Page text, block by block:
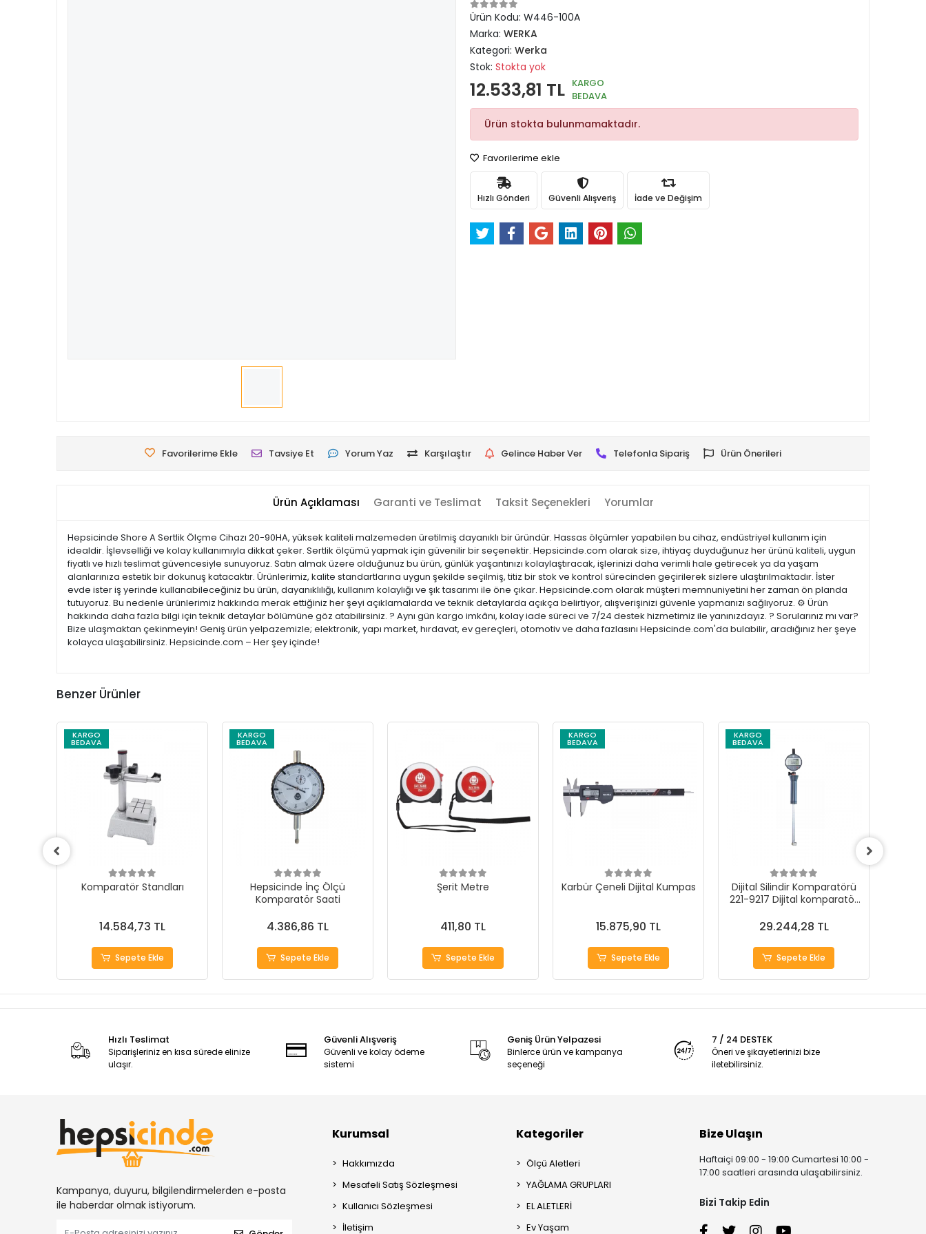
Ürün Kodu: W446-100A
Marka: WERKA
Kategori: Werka
Stok: Stokta yok
12.533,81 TL KARGO
BEDAVA
Ürün stokta bulunmamaktadır.
Favorilerime ekle
Hızlı Gönderi Güvenli Alışveriş İade ve Değişim
Favorilerime Ekle Tavsiye Et Yorum Yaz Karşılaştır Gelince Haber Ver Telefonla Sipariş Ürün Önerileri
Ürün Açıklaması Garanti ve Teslimat Taksit Seçenekleri Yorumlar
Hepsicinde Shore A Sertlik Ölçme Cihazı 20-90HA, yüksek kaliteli malzemeden üretilmiş dayanıklı bir üründür. Hassas ölçümler yapabilen bu cihaz, endüstriyel kullanım için
idealdir. İşlevselliği ve kolay kullanımıyla dikkat çeker. Sertlik ölçümü yapmak için güvenilir bir seçenektir. Hepsicinde.com olarak size, ihtiyaç duyduğunuz her ürünü kaliteli, uygun
fiyatlı ve hızlı teslimat güvencesiyle sunuyoruz. Satın almak üzere olduğunuz bu ürün, günlük yaşantınızı kolaylaştıracak, işlerinizi daha verimli hale getirecek ya da yaşam
alanlarınıza estetik bir dokunuş katacaktır. Ürünlerimiz, kalite standartlarına uygun şekilde seçilmiş, titiz bir stok ve kontrol sürecinden geçirilerek sizlere ulaştırılmaktadır. İster
evde ister iş yerinde kullanabileceğiniz bu ürün, dayanıklılığı, kullanım kolaylığı ve şık tasarımı ile öne çıkar. Hepsicinde.com olarak müşteri memnuniyetini her zaman ön planda
tutuyoruz. Bu nedenle ürünlerimiz hakkında merak ettiğiniz her şeyi açıklamalarda ve teknik detaylarda açıkça belirtiyor, alışverişinizi güvenle yapmanızı sağlıyoruz. ⚙️ Ürün
hakkında daha fazla bilgi için teknik detaylar bölümüne göz atabilirsiniz. ? Aynı gün kargo imkânı, kolay iade süreci ve 7/24 destek hizmetimiz ile yanınızdayız. ? Sorularınız mı var?
Bize ulaşmaktan çekinmeyin! Geniş ürün yelpazemizle; elektronik, yapı market, hırdavat, ev gereçleri, otomotiv ve daha fazlasını Hepsicinde.com'da bulabilir, aradığınız her şeye
kolayca ulaşabilirsiniz. Hepsicinde.com – Her şey içinde!
Benzer Ürünler
KARGO
BEDAVA
Komparatör Standları
14.584,73 TL
Sepete Ekle
KARGO
BEDAVA
Hepsicinde İnç Ölçü
Komparatör Saati
4.386,86 TL
Sepete Ekle
Şerit Metre
411,80 TL
Sepete Ekle
KARGO
BEDAVA
Karbür Çeneli Dijital Kumpas
15.875,90 TL
Sepete Ekle
KARGO
BEDAVA
Dijital Silindir Komparatörü
221-9217 Dijital komparatör
29.244,28 TL
Sepete Ekle
Hızlı Teslimat
Siparişleriniz en kısa sürede elinize
ulaşır.
Güvenli Alışveriş
Güvenli ve kolay ödeme
sistemi
Geniş Ürün Yelpazesi
Binlerce ürün ve kampanya
seçeneği
7 / 24 DESTEK
Öneri ve şikayetlerinizi bize
iletebilirsiniz.
Kampanya, duyuru, bilgilendirmelerden e-posta
ile haberdar olmak istiyorum.
Kurumsal
Hakkımızda
Mesafeli Satış Sözleşmesi
Kullanıcı Sözleşmesi
İletişim
Kategoriler
Ölçü Aletleri
YAĞLAMA GRUPLARI
EL ALETLERİ
Ev Yaşam
Bize Ulaşın
Haftaiçi 09:00 - 19:00 Cumartesi 10:00 -
17:00 saatleri arasında ulaşabilirsiniz.
Bizi Takip Edin